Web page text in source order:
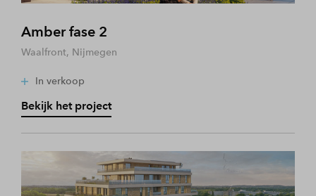
Amber fase 2
Waalfront, Nijmegen
In verkoop
Bekijk het project